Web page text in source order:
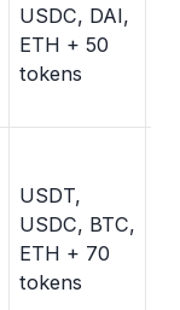
USDC, DAI,
ETH + 50
tokens
USDT,
USDC, BTC,
ETH + 70
tokens